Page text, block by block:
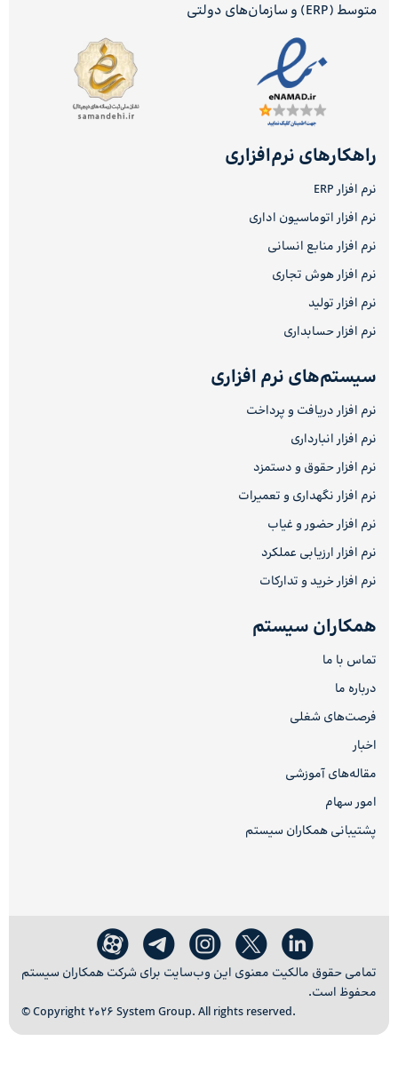
متوسط (ERP) و سازمان‌های دولتی
راهکارهای نرم‌افزاری
نرم افزار ERP
نرم افزار اتوماسیون اداری
نرم افزار منابع انسانی
نرم افزار هوش تجاری
نرم افزار تولید
نرم افزار حسابداری
سیستم‌های نرم افزاری
نرم افزار دریافت و پرداخت
نرم افزار انبارداری
نرم افزار حقوق و دستمزد
نرم افزار نگهداری و تعمیرات
نرم افزار حضور و غیاب
نرم افزار ارزیابی عملکرد
نرم افزار خرید و تدارکات
همکاران سیستم
تماس با ما
درباره ما
فرصت‌های شغلی
اخبار
مقاله‌های آموزشی
امور سهام
پشتیبانی همکاران سیستم
تمامی حقوق مالکیت معنوی این وب‌سایت برای شرکت همکاران سیستم
محفوظ است.
© Copyright 2026 System Group. All rights reserved.